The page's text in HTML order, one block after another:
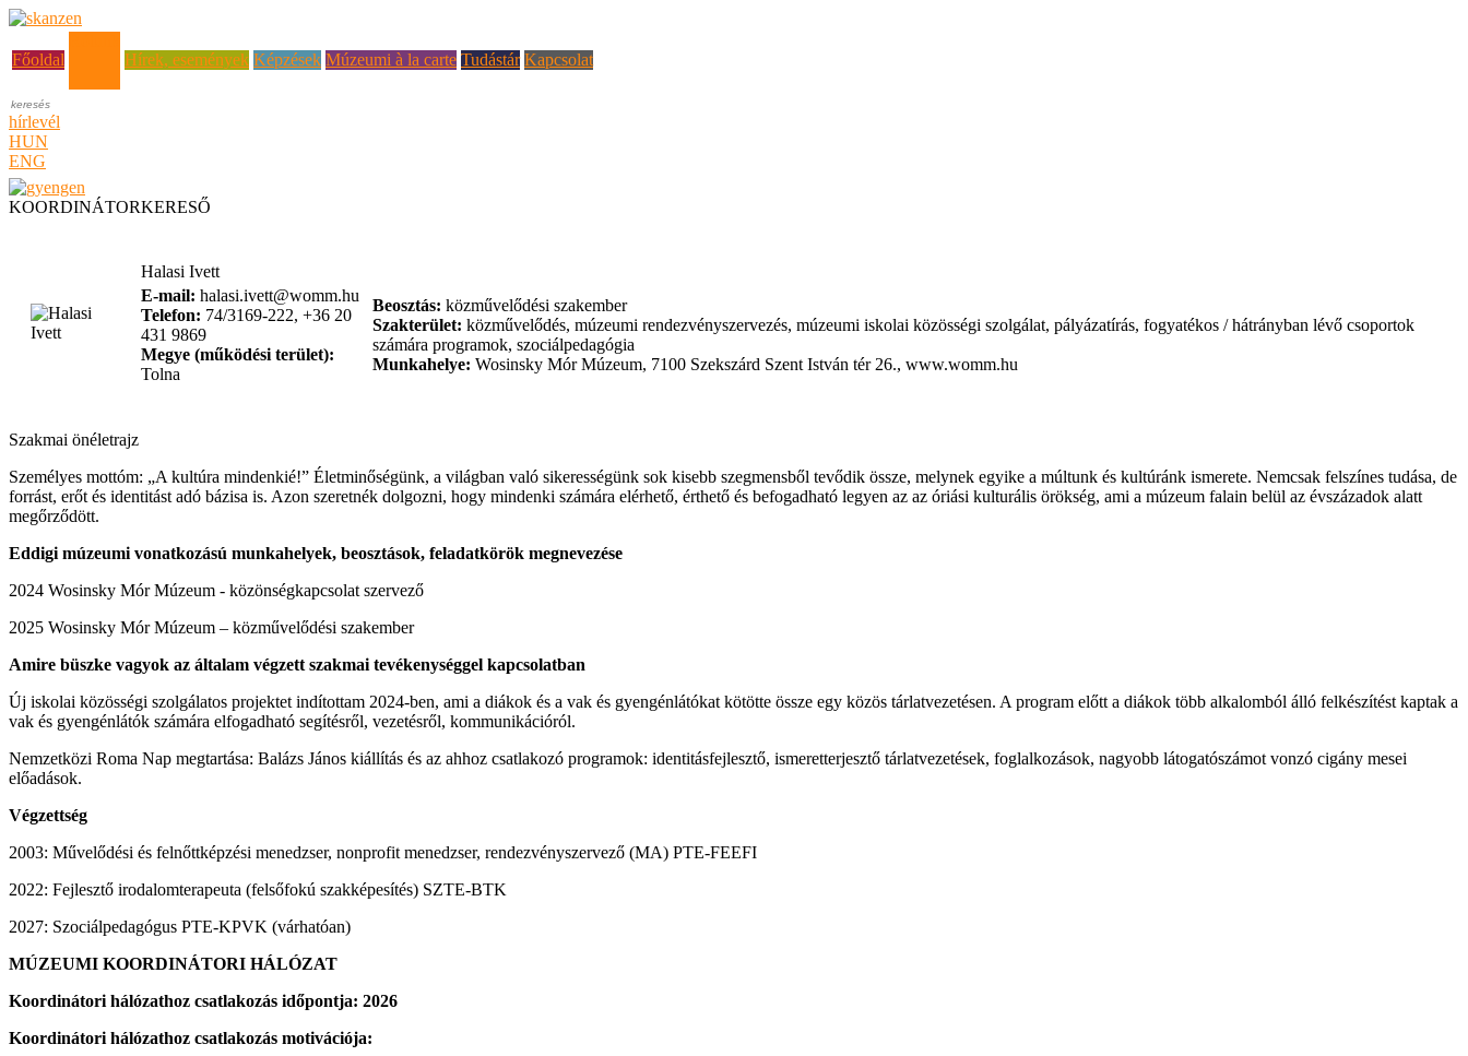
Főoldal
Hírek, események Képzések Múzeumi à la carte Tudástár Kapcsolat
hírlevél
HUN
ENG
KOORDINÁTORKERESŐ
Halasi Ivett
E-mail: halasi.ivett@womm.hu
Telefon: 74/3169-222, +36 20
431 9869
Megye (működési terület):
Tolna
Beosztás: közművelődési szakember
Szakterület: közművelődés, múzeumi rendezvényszervezés, múzeumi iskolai közösségi szolgálat, pályázatírás, fogyatékos / hátrányban lévő csoportok
számára programok, szociálpedagógia
Munkahelye: Wosinsky Mór Múzeum, 7100 Szekszárd Szent István tér 26., www.womm.hu
Szakmai önéletrajz
Személyes mottóm: „A kultúra mindenkié!” Életminőségünk, a világban való sikerességünk sok kisebb szegmensből tevődik össze, melynek egyike a múltunk és kultúránk ismerete. Nemcsak felszínes tudása, de
forrást, erőt és identitást adó bázisa is. Azon szeretnék dolgozni, hogy mindenki számára elérhető, érthető és befogadható legyen az az óriási kulturális örökség, ami a múzeum falain belül az évszázadok alatt
megőrződött.
Eddigi múzeumi vonatkozású munkahelyek, beosztások, feladatkörök megnevezése
2024 Wosinsky Mór Múzeum - közönségkapcsolat szervező
2025 Wosinsky Mór Múzeum – közművelődési szakember
Amire büszke vagyok az általam végzett szakmai tevékenységgel kapcsolatban
Új iskolai közösségi szolgálatos projektet indítottam 2024-ben, ami a diákok és a vak és gyengénlátókat kötötte össze egy közös tárlatvezetésen. A program előtt a diákok több alkalomból álló felkészítést kaptak a
vak és gyengénlátók számára elfogadható segítésről, vezetésről, kommunikációról.
Nemzetközi Roma Nap megtartása: Balázs János kiállítás és az ahhoz csatlakozó programok: identitásfejlesztő, ismeretterjesztő tárlatvezetések, foglalkozások, nagyobb látogatószámot vonzó cigány mesei
előadások.
Végzettség
2003: Művelődési és felnőttképzési menedzser, nonprofit menedzser, rendezvényszervező (MA) PTE-FEEFI
2022: Fejlesztő irodalomterapeuta (felsőfokú szakképesítés) SZTE-BTK
2027: Szociálpedagógus PTE-KPVK (várhatóan)
MÚZEUMI KOORDINÁTORI HÁLÓZAT
Koordinátori hálózathoz csatlakozás időpontja: 2026
Koordinátori hálózathoz csatlakozás motivációja: